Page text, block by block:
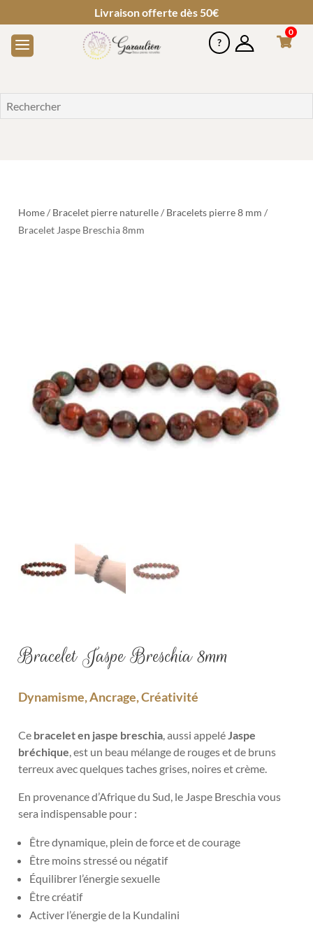
Livraison offerte dès 50€
0
Home/ Bracelet pierre naturelle/ Bracelets pierre 8 mm /
Bracelet Jaspe Breschia 8mm
Bracelet Jaspe Breschia 8mm
Dynamisme, Ancrage, Créativité
Ce bracelet en jaspe breschia , aussi appelé Jaspe
bréchique , est un beau mélange de rouges et de bruns
terreux avec quelques taches grises, noires et crème.
En provenance d’Afrique du Sud, le Jaspe Breschia vous
sera indispensable pour :
Être dynamique, plein de force et de courage
Être moins stressé ou négatif
Équilibrer l’énergie sexuelle
Être créatif
Activer l’énergie de la Kundalini